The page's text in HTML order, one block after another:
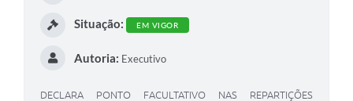
Situação: EM VIGOR
Autoria: Executivo
DECLARA PONTO FACULTATIVO NAS REPARTIÇÕES